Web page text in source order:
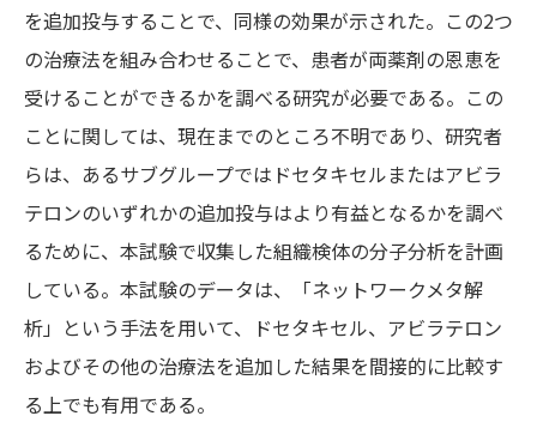
を追加投与することで、同様の効果が示された。この2つ
の治療法を組み合わせることで、患者が両薬剤の恩恵を
受けることができるかを調べる研究が必要である。この
ことに関しては、現在までのところ不明であり、研究者
らは、あるサブグループではドセタキセルまたはアビラ
テロンのいずれかの追加投与はより有益となるかを調べ
るために、本試験で収集した組織検体の分子分析を計画
している。本試験のデータは、「ネットワークメタ解
析」という手法を用いて、ドセタキセル、アビラテロン
およびその他の治療法を追加した結果を間接的に比較す
る上でも有用である。